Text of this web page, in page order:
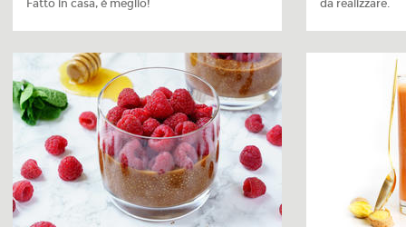
da realizzare.
Fatto in casa, è meglio!